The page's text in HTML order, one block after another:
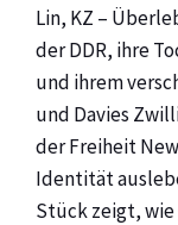
Lin, KZ –
der DDR, ihre
und ihrem
und Davies
der Freiheit
Identität
Stück zeigt, wie